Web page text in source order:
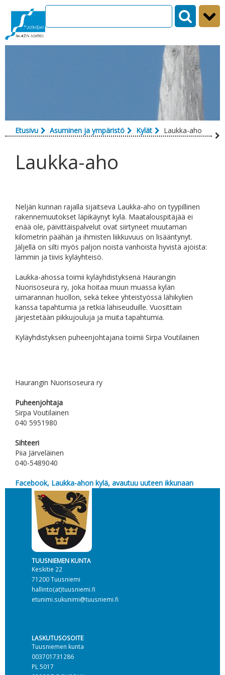
Siirry sisältöön
Etusivu Asuminen ja ympäristö Kylät Laukka-aho
Laukka-aho
Neljän kunnan rajalla sijaitseva Laukka-aho on tyypillinen
rakennemuutokset läpikäynyt kylä. Maatalouspitäjää ei
enää ole, päivittäispalvelut ovat siirtyneet muutaman
kilometrin päähän ja ihmisten liikkuvuus on lisääntynyt.
Jäljellä on silti myös paljon noista vanhoista hyvistä ajoista:
lämmin ja tiivis kyläyhteisö.
Laukka-ahossa toimii kyläyhdistyksenä Haurangin
Nuorisoseura ry, joka hoitaa muun muassa kylän
uimarannan huollon, sekä tekee yhteistyössä lähikylien
kanssa tapahtumia ja retkiä lähiseuduille. Vuosittain
järjestetään pikkujouluja ja muita tapahtumia.
Kyläyhdistyksen puheenjohtajana toimii Sirpa Voutilainen
Haurangin Nuorisoseura ry
Puheenjohtaja
Sirpa Voutilainen
040 5951980
Sihteeri
Piia Järveläinen
040-5489040
Facebook, Laukka-ahon kylä, avautuu uuteen ikkunaan
TUUSNIEMEN KUNTA
Keskitie 22
71200 Tuusniemi
hallinto(at)tuusniemi.fi
etunimi.sukunimi@tuusniemi.fi
LASKUTUSOSOITE
Tuusniemen kunta
003701731286
PL 5017